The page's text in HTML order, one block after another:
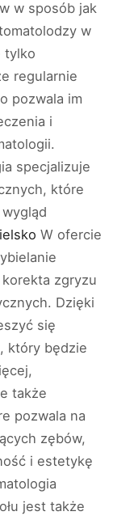
w sposób jak
w
tylko
regularnie
pozwala im
i
specjalizuje
które
W ofercie
zgryzu
Dzięki
się
który będzie
także
pozwala na
zębów,
i estetykę
jest także